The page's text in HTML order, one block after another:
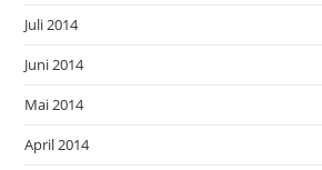
Juli 2014
Juni 2014
Mai 2014
April 2014